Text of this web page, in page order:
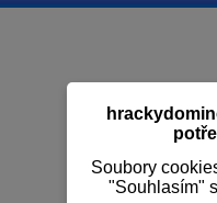
Soubory
"Souhlasím"